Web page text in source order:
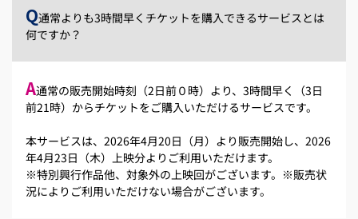
Q通常よりも3時間早くチケットを購入できるサービスとは
何ですか？
A通常の販売開始時刻（2日前０時）より、3時間早く（3日
前21時）からチケットをご購入いただけるサービスです。
本サービスは、2026年4月20日（月）より販売開始し、2026
年4月23日（木）上映分よりご利用いただけます。
※特別興行作品他、対象外の上映回がございます。※販売状
況によりご利用いただけない場合がございます。